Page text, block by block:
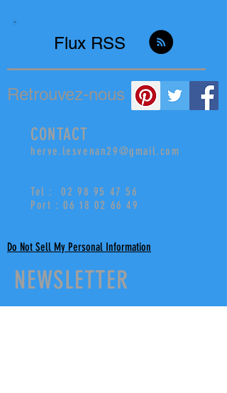
Flux RSS
Retrouvez-nous
CONTACT
herve.lesvenan29@gmail.com
Tel : 02 98 95 47 56
Port : 06 18 02 66 49
Do Not Sell My Personal Information
NEWSLETTER